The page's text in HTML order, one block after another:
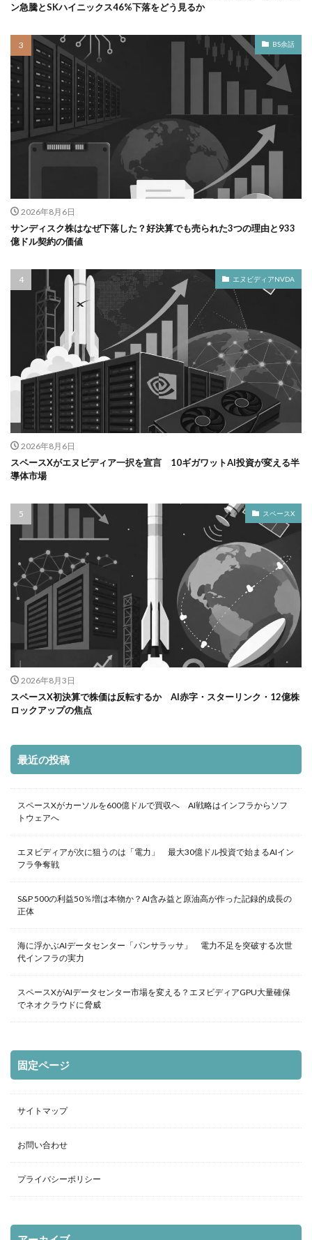
ン急騰とSKハイニックス46%下落をどう見るか
BS余話
2026年8月6日
サンディスク株はなぜ下落した？好決算でも売られた3つの理由と933
億ドル契約の価値
エヌビディアNVDA
2026年8月6日
スペースXがエヌビディア一択を宣言 10ギガワットAI投資が変える半
導体市場
スペースX
2026年8月3日
スペースX初決算で株価は反転するか AI赤字・スターリンク・12億株
ロックアップの焦点
最近の投稿
スペースXがカーソルを600億ドルで買収へ AI戦略はインフラからソフ
トウェアへ
エヌビディアが次に狙うのは「電力」 最大30億ドル投資で始まるAIイン
フラ争奪戦
S&P 500の利益50％増は本物か？AI含み益と原油高が作った記録的成長の
正体
海に浮かぶAIデータセンター「パンサラッサ」 電力不足を突破する次世
代インフラの実力
スペースXがAIデータセンター市場を変える？エヌビディアGPU大量確保
でネオクラウドに脅威
固定ページ
サイトマップ
お問い合わせ
プライバシーポリシー